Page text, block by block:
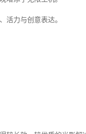
活力与创意表达。